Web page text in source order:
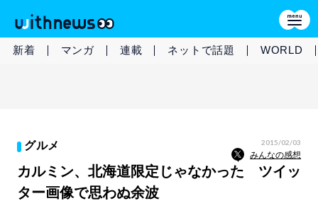
新着 マンガ 連載 ネットで話題 WORLD
グルメ 2015/02/03
みんなの感想
カルミン、北海道限定じゃなかった ツイッ
ター画像で思わぬ余波